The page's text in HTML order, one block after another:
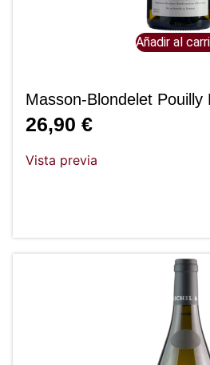
Añadir al
Masson-Blondelet Pouilly
26,90 €
Vista previa